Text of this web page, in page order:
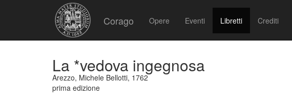
Corago Opere Eventi Libretti Crediti
La *vedova ingegnosa
Arezzo, Michele Bellotti, 1762
prima edizione